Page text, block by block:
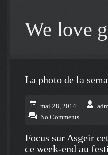
We love
La photo de la
mai 28, 2014
No Comments
Focus sur Asgeir
ce week-end au